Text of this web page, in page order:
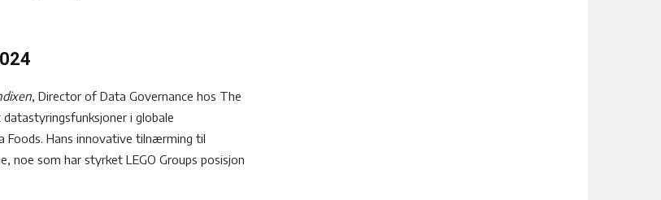
, Director of Data Governance hos The
datastyringsfunksjoner i globale
Foods. Hans innovative tilnærming til
noe som har styrket LEGO Groups posisjon